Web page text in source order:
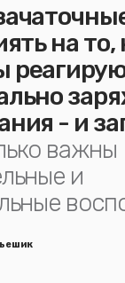
на то,
- и
важны
и